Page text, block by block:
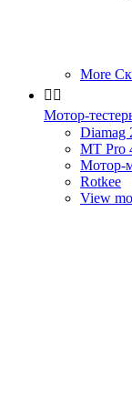
More
 
Мотор-
Diamag
MT Pro
Мотор-
Rotkee
View